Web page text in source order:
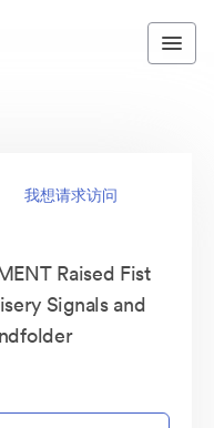
我想请求访问
Raised Fist
Signals and